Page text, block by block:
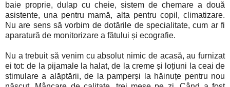
baie proprie, dulap cu cheie, sistem de chemare a două
asistente, una pentru mamă, alta pentru copil, climatizare.
Nu are sens să vorbim de dotările de specialitate, cum ar fi
aparatură de monitorizare a fătului și ecografie.
Nu a trebuit să venim cu absolut nimic de acasă, au furnizat
ei tot: de la pijamale la halat, de la creme și loțiuni la ceai de
stimulare a alăptării, de la pamperși la hăinuțe pentru nou